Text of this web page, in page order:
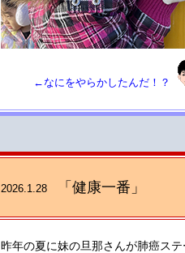
←なにをやらかしたんだ！？
2026.1.28 「健康一番」
昨年の夏に妹の旦那さんが肺癌ス